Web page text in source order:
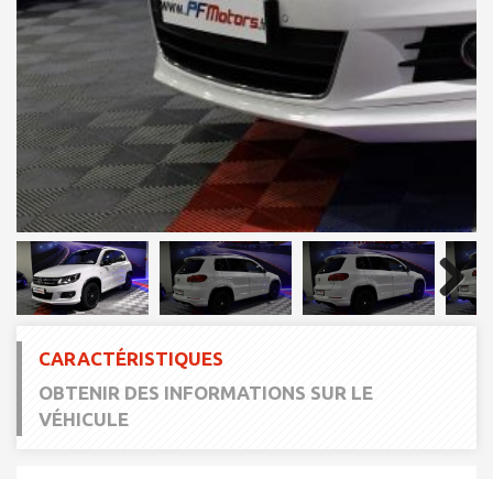
Next
CARACTÉRISTIQUES
OBTENIR DES INFORMATIONS SUR LE
VÉHICULE